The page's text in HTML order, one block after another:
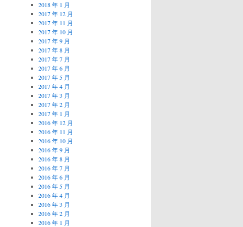
2018 年 1 月
2017 年 12 月
2017 年 11 月
2017 年 10 月
2017 年 9 月
2017 年 8 月
2017 年 7 月
2017 年 6 月
2017 年 5 月
2017 年 4 月
2017 年 3 月
2017 年 2 月
2017 年 1 月
2016 年 12 月
2016 年 11 月
2016 年 10 月
2016 年 9 月
2016 年 8 月
2016 年 7 月
2016 年 6 月
2016 年 5 月
2016 年 4 月
2016 年 3 月
2016 年 2 月
2016 年 1 月